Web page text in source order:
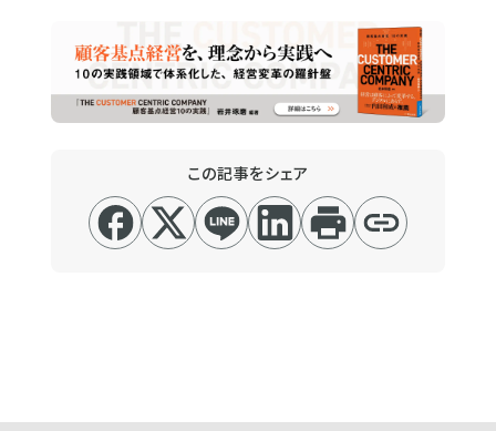
この記事をシェア